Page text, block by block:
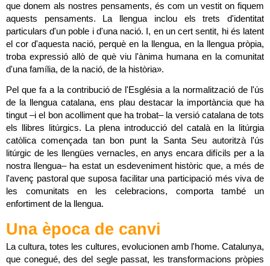
que donem als nostres pensaments, és com un vestit on fiquem
aquests pensaments. La llengua inclou els trets d'identitat
particulars d'un poble i d'una nació. I, en un cert sentit, hi és latent
el cor d'aquesta nació, perquè en la llengua, en la llengua pròpia,
troba expressió allò de què viu l'ànima humana en la comunitat
d'una família, de la nació, de la història».
Pel que fa a la contribució de l'Església a la normalització de l'ús
de la llengua catalana, ens plau destacar la importància que ha
tingut –i el bon acolliment que ha trobat– la versió catalana de tots
els llibres litúrgics. La plena introducció del català en la litúrgia
catòlica començada tan bon punt la Santa Seu autoritzà l'ús
litúrgic de les llengües vernacles, en anys encara difícils per a la
nostra llengua– ha estat un esdeveniment històric que, a més de
l'avenç pastoral que suposa facilitar una participació més viva de
les comunitats en les celebracions, comporta també un
enfortiment de la llengua.
Una època de canvi
La cultura, totes les cultures, evolucionen amb l'home. Catalunya,
que conegué, des del segle passat, les transformacions pròpies